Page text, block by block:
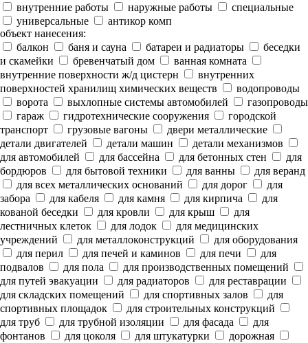
внутренние работы
наружные работы
специальные
универсальные
антикор комп
объект нанесения:
балкон
баня и сауна батареи и радиаторы
беседки
и скамейки
бревенчатый дом
ванная комната
внутренние поверхности ж/д цистерн
внутренних
поверхностей хранилищ химических веществ
водопроводы
ворота
выхлопные системы автомобилей
газопроводы
гараж
гидротехнические сооружения
городской
транспорт
грузовые вагоны
двери металлические
детали двигателей
детали машин
детали механизмов
для автомобилей
для бассейна для бетонных стен
для
бордюров
для бытовой техники для ванны
для веранд
для всех металлических оснований
для дорог
для
забора
для кабеля для камня для кирпича
для
кованой беседки
для кровли для крыш
для
лестничных клеток
для лодок
для медицинских
учреждений
для металлоконструкций
для оборудования
для перил
для печей и каминов для печи
для
подвалов
для пола
для производственных помещений
для путей эвакуации
для радиаторов
для реставрации
для складских помещений
для спортивных залов
для
спортивных площадок
для строительных конструкций
для труб
для трубной изоляции для фасада
для
фонтанов
для цоколя для штукатурки
дорожная